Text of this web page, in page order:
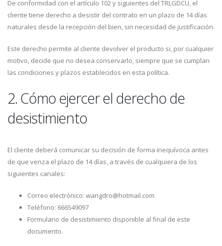
De conformidad con el artículo 102 y siguientes del TRLGDCU, el
cliente tiene derecho a desistir del contrato en un plazo de 14 días
naturales desde la recepción del bien, sin necesidad de justificación.
Este derecho permite al cliente devolver el producto si, por cualquier
motivo, decide que no desea conservarlo, siempre que se cumplan
las condiciones y plazos establecidos en esta política.
2. Cómo ejercer el derecho de
desistimiento
El cliente deberá comunicar su decisión de forma inequívoca antes
de que venza el plazo de 14 días, a través de cualquiera de los
siguientes canales:
Correo electrónico: wangdro@hotmail.com
Teléfono: 666549097
Formulario de desistimiento disponible al final de este
documento.